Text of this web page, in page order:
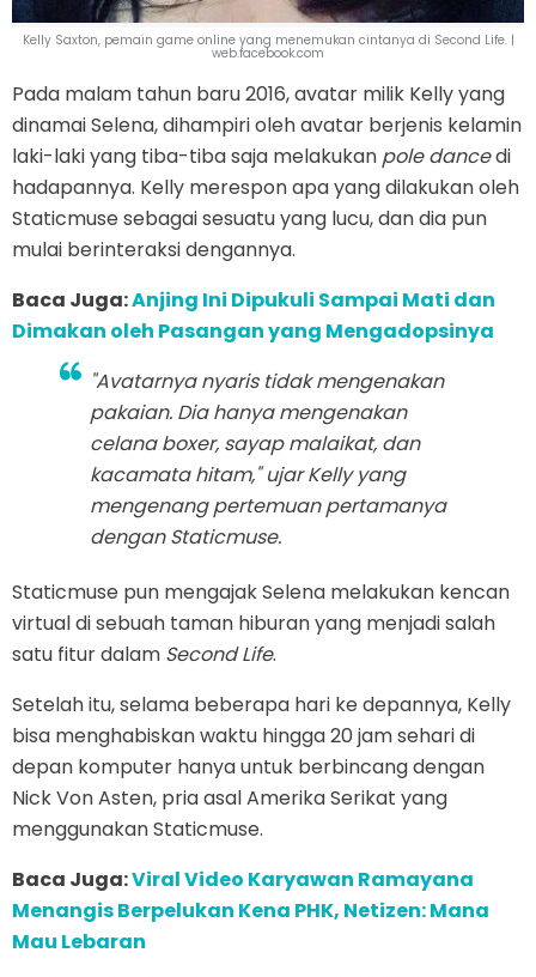
Kelly Saxton, pemain game online yang menemukan cintanya di Second Life. |
web.facebook.com
Pada malam tahun baru 2016, avatar milik Kelly yang
dinamai Selena, dihampiri oleh avatar berjenis kelamin
laki-laki yang tiba-tiba saja melakukan pole dancedi
hadapannya. Kelly merespon apa yang dilakukan oleh
Staticmuse sebagai sesuatu yang lucu, dan dia pun
mulai berinteraksi dengannya.
Baca Juga:Anjing Ini Dipukuli Sampai Mati dan
Dimakan oleh Pasangan yang Mengadopsinya
"Avatarnya nyaris tidak mengenakan
pakaian. Dia hanya mengenakan
celanaboxer, sayap malaikat, dan
kacamata hitam," ujar Kelly yang
mengenang pertemuan pertamanya
dengan Staticmuse.
Staticmuse pun mengajak Selena melakukan kencan
virtual di sebuah taman hiburan yang menjadi salah
satu fitur dalam Second Life.
Setelah itu, selama beberapa hari ke depannya, Kelly
bisa menghabiskan waktu hingga 20 jam sehari di
depan komputer hanya untuk berbincang dengan
Nick Von Asten, pria asal Amerika Serikat yang
menggunakan Staticmuse.
Baca Juga:Viral Video Karyawan Ramayana
Menangis Berpelukan Kena PHK, Netizen: Mana
Mau Lebaran